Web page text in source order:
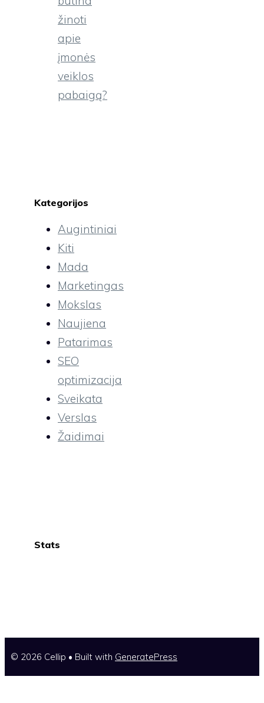
žinoti
apie
įmonės
veiklos
pabaigą?
Kategorijos
Augintiniai
Kiti
Mada
Marketingas
Mokslas
Naujiena
Patarimas
SEO
optimizacija
Sveikata
Verslas
Žaidimai
Stats
© 2026 Cellip • Built with GeneratePress